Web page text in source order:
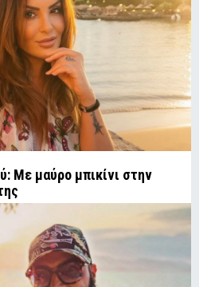
Με μαύρο μπικίνι στην